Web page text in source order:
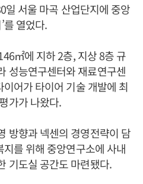
일 서울 마곡 산업단지에 중앙
를 열었다.
㎡에 지하 2층, 지상 8층 규
성능연구센터와 재료연구센
어가 타이어 기술 개발에 최
가가 나왔다.
방향과 넥센의 경영전략이 담
를 위해 중앙연구소에 사내
기도실 공간도 마련됐다.